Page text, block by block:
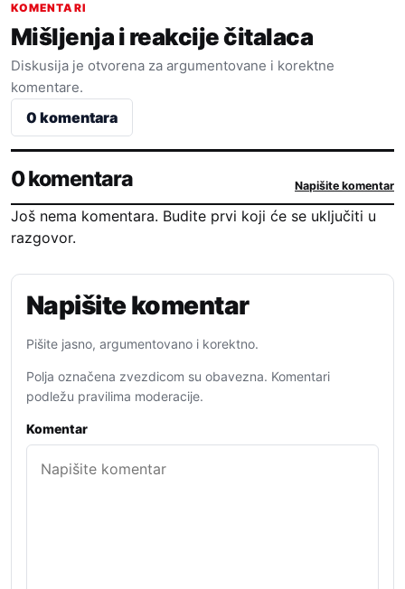
KOMENTARI
Mišljenja i reakcije čitalaca
Diskusija je otvorena za argumentovane i korektne
komentare.
0 komentara
0 komentara Napišite komentar
Još nema komentara. Budite prvi koji će se uključiti u
razgovor.
Napišite komentar
Pišite jasno, argumentovano i korektno.
Polja označena zvezdicom su obavezna. Komentari
podležu pravilima moderacije.
Komentar